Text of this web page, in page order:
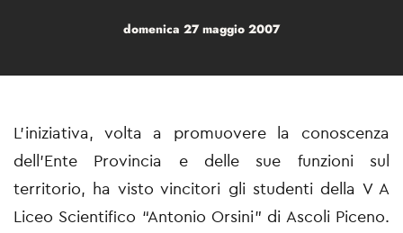
domenica 27 maggio 2007
L’iniziativa, volta a promuovere la conoscenza
dell’Ente Provincia e delle sue funzioni sul
territorio, ha visto vincitori gli studenti della V A
Liceo Scientifico “Antonio Orsini” di Ascoli Piceno.